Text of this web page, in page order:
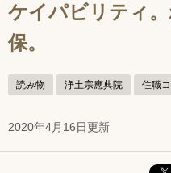
ケイパビリティ
保。
読み物 浄土宗應典院 住職
2020年4月16日更新